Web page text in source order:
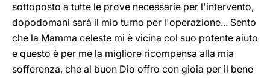
sottoposto a tutte le prove necessarie per l'intervento,
dopodomani sarà il mio turno per l'operazione... Sento
che la Mamma celeste mi è vicina col suo potente aiuto
e questo è per me la migliore ricompensa alla mia
sofferenza, che al buon Dio offro con gioia per il bene